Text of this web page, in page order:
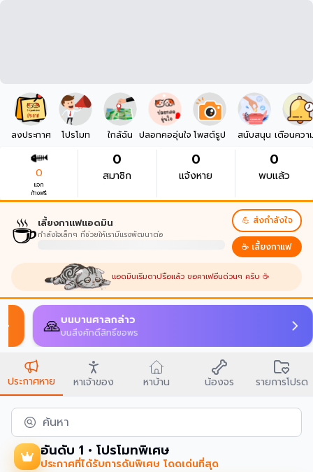
ลงประกาศ โปรโมท ใกล้ฉัน ปลอกคออุ่นใจ โพสต์รูป สนับสนุน เตือนควา
0
แจก
ก้างฟรี
0
สมาชิก
0
แจ้งหาย
0
พบแล้ว
☕เลี้ยงกาแฟแอดมิน
กำลังใจเล็กๆ ที่ช่วยให้เรามีแรงพัฒนาต่อ
💪 ส่งกำลังใจ
☕ เลี้ยงกาแฟ
แอดมินเริ่มตาปรือแล้ว ขอคาเฟอีนด่วนๆ ครับ ☕
🙏บนบานศาลกล่าว
บนสิ่งศักดิ์สิทธิ์ขอพร
ประกาศหาย หาเจ้าของ หาบ้าน น้องจร รายการโปรด
ค้นหา
อันดับ 1 • โปรโมทพิเศษ
ประกาศที่ได้รับการดันพิเศษ โดดเด่นที่สุด